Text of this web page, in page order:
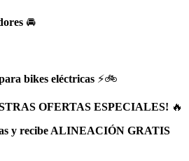
🚘
bikes eléctricas ⚡🚲
OFERTAS ESPECIALES! 🔥
y recibe ALINEACIÓN GRATIS